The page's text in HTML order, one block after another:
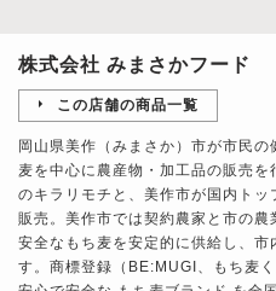
株式会社 みまさかフード
この店舗の商品一覧
岡山県美作（みまさか）市が市民
麦を中心に農産物・加工品の販売
のキラリモチと、美作市が国内ト
販売。美作市では契約農家と市の
安全なもち麦を安定的に供給し、市
す。商標登録（BE:MUGI、もち麦